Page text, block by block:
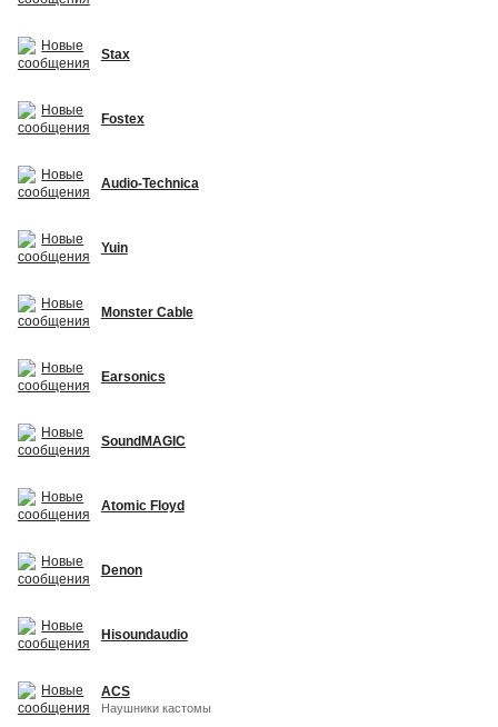
Stax
Fostex
Audio-Technica
Yuin
Monster Cable
Earsonics
SoundMAGIC
Atomic Floyd
Denon
Hisoundaudio
ACS
Наушники кастомы